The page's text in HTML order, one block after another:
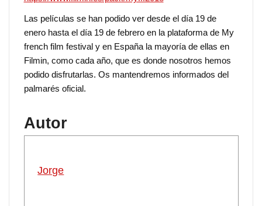
Las películas se han podido ver desde el día 19 de
enero hasta el día 19 de febrero en la plataforma de My
french film festival y en España la mayoría de ellas en
Filmin, como cada año, que es donde nosotros hemos
podido disfrutarlas. Os mantendremos informados del
palmarés oficial.
Autor
Jorge